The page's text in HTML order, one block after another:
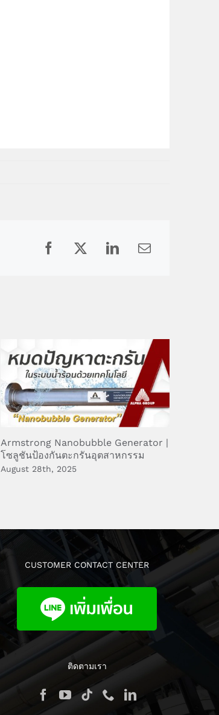
Facebook
X LinkedInEmail
Armstrong Nanobubble Generator |
โซลูชันป้องกันตะกรันอุตสาหกรรม
August 28th, 2025
CUSTOMER CONTACT CENTER
ติดตามเรา